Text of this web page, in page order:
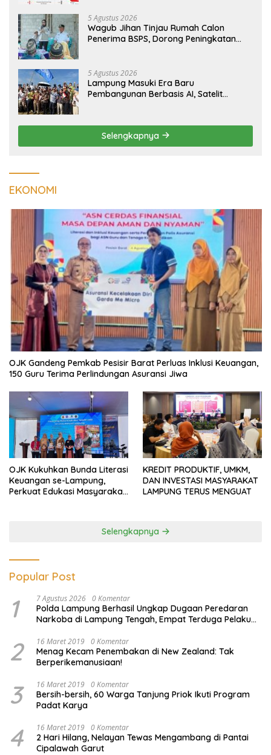
5 Agustus 2026
Wagub Jihan Tinjau Rumah Calon
Penerima BSPS, Dorong Peningkatan
5 Agustus 2026
Lampung Masuki Era Baru
Pembangunan Berbasis AI, Satelit
Selengkapnya
EKONOMI
OJK Gandeng Pemkab Pesisir Barat Perluas Inklusi Keuangan,
150 Guru Terima Perlindungan Asuransi Jiwa
OJK Kukuhkan Bunda Literasi
Keuangan se-Lampung,
Perkuat Edukasi Masyarakat
KREDIT PRODUKTIF, UMKM,
DAN INVESTASI MASYARAKAT
LAMPUNG TERUS MENGUAT
Selengkapnya
Popular Post
1 7 Agustus 2026 0 Komentar
Polda Lampung Berhasil Ungkap Dugaan Peredaran
Narkoba di Lampung Tengah, Empat Terduga Pelaku
2 16 Maret 2019 0 Komentar
Menag Kecam Penembakan di New Zealand: Tak
Berperikemanusiaan!
3 16 Maret 2019 0 Komentar
Bersih-bersih, 60 Warga Tanjung Priok Ikuti Program
Padat Karya
4 16 Maret 2019 0 Komentar
2 Hari Hilang, Nelayan Tewas Mengambang di Pantai
Cipalawah Garut